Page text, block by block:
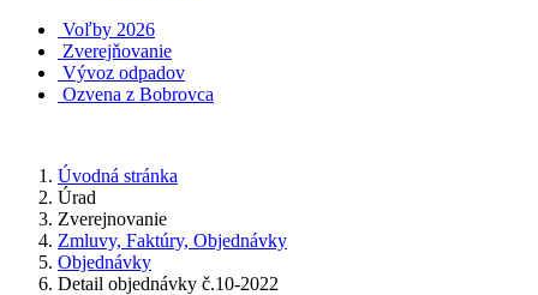
Voľby 2026
Zverejňovanie
Vývoz odpadov
Ozvena z Bobrovca
Úvodná stránka
Úrad
Zverejnovanie
Zmluvy, Faktúry, Objednávky
Objednávky
Detail objednávky č.10-2022